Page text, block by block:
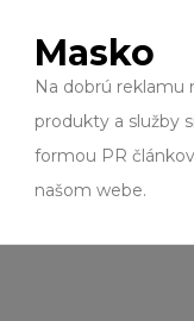
Masko
Na dobrú reklamu
produkty a služby
formou PR
našom webe.